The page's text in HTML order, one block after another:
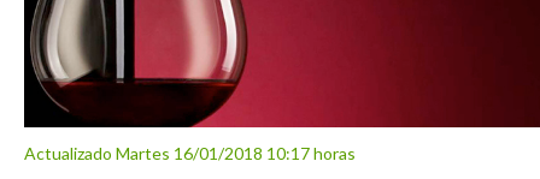
Actualizado Martes 16/01/2018 10:17 horas